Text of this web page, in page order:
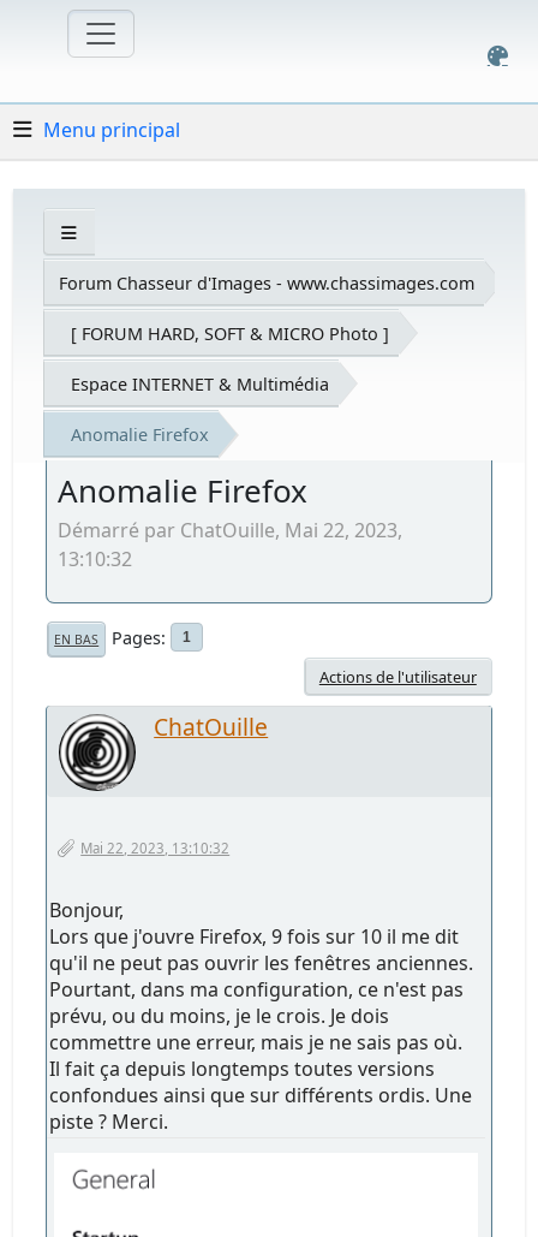
Menu principal
Forum Chasseur d'Images - www.chassimages.com
[ FORUM HARD, SOFT & MICRO Photo ]
Espace INTERNET & Multimédia
Anomalie Firefox
Anomalie Firefox
Démarré par ChatOuille, Mai 22, 2023,
13:10:32
EN BAS Pages 1
Actions de l'utilisateur
ChatOuille
Mai 22, 2023, 13:10:32
Bonjour,
Lors que j'ouvre Firefox, 9 fois sur 10 il me dit
qu'il ne peut pas ouvrir les fenêtres anciennes.
Pourtant, dans ma configuration, ce n'est pas
prévu, ou du moins, je le crois. Je dois
commettre une erreur, mais je ne sais pas où.
Il fait ça depuis longtemps toutes versions
confondues ainsi que sur différents ordis. Une
piste ? Merci.